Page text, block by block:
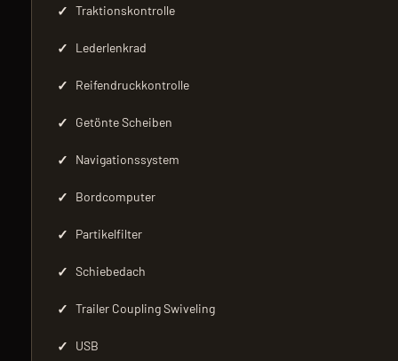
✓ Traktionskontrolle
✓ Lederlenkrad
✓ Reifendruckkontrolle
✓ Getönte Scheiben
✓ Navigationssystem
✓ Bordcomputer
✓ Partikelfilter
✓ Schiebedach
✓ Trailer Coupling Swiveling
✓ USB